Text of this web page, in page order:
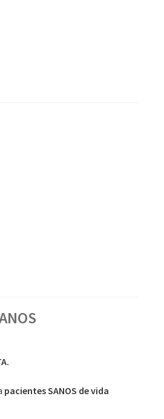
pacientes SANOS de vida